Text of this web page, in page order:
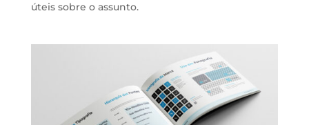
úteis sobre o assunto.